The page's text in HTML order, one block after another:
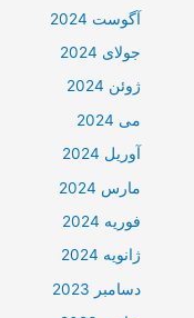
آگوست 2024
جولای 2024
ژوئن 2024
می 2024
آوریل 2024
مارس 2024
فوریه 2024
ژانویه 2024
دسامبر 2023